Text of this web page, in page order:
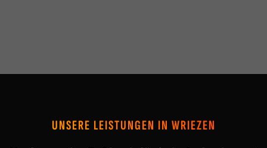
UNSERE LEISTUNGEN IN WRIEZEN